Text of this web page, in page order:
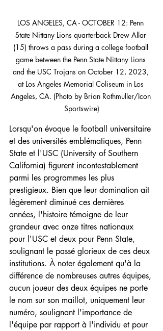
LOS ANGELES, CA - OCTOBER 12: Penn
State Nittany Lions quarterback Drew Allar
(15) throws a pass during a college football
game between the Penn State Nittany Lions
and the USC Trojans on October 12, 2023,
at Los Angeles Memorial Coliseum in Los
Angeles, CA. (Photo by Brian Rothmuller/Icon
Sportswire)
Lorsqu'on évoque le football universitaire
et des universités emblématiques, Penn
State et l'USC (University of Southern
California) figurent incontestablement
parmi les programmes les plus
prestigieux. Bien que leur domination ait
légèrement diminué ces dernières
années, l'histoire témoigne de leur
grandeur avec onze titres nationaux
pour l'USC et deux pour Penn State,
soulignant le passé glorieux de ces deux
institutions. À noter également qu'à la
différence de nombreuses autres équipes,
aucun joueur des deux équipes ne porte
le nom sur son maillot, uniquement leur
numéro, soulignant l'importance de
l'équipe par rapport à l'individu et pour